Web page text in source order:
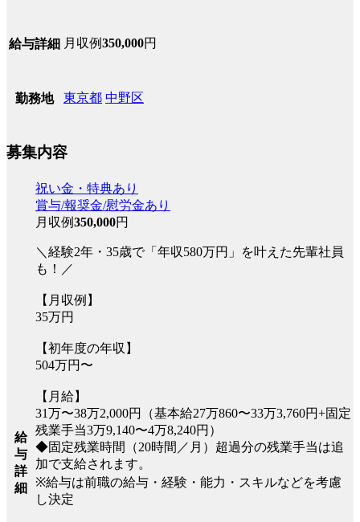
給与詳細 月収例350,000円
勤務地 東京都 中野区
募集内容
給
与
詳
細
祝い金・特典あり
賞与/報奨金/慰労金あり
月収例350,000円
＼経験2年・35歳で「年収580万円」を叶えた先輩社員
も！／
【月収例】
35万円
【初年度の年収】
504万円〜
【月給】
31万〜38万2,000円（基本給27万860〜33万3,760円+固定
残業手当3万9,140〜4万8,240円）
◆固定残業時間（20時間／月）超過分の残業手当は追
加で支給されます。
※給与は前職の給与・経験・能力・スキルなどを考慮
し決定